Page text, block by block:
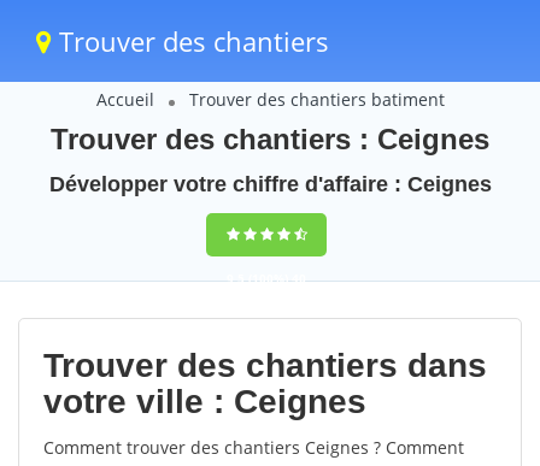
Trouver des chantiers
Accueil Trouver des chantiers batiment
Trouver des chantiers : Ceignes
Développer votre chiffre d'affaire : Ceignes
9,5(100%)40
votes
Trouver des chantiers dans
votre ville : Ceignes
Comment trouver des chantiers Ceignes ? Comment